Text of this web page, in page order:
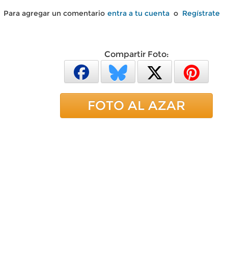
Para agregar un comentario entra a tu cuenta o Regístrate
Compartir Foto:
FOTO AL AZAR